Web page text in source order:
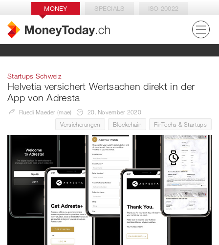
MONEY SPECIALS ISO 20022
Startups Schweiz
Helvetia versichert Wertsachen direkt in der
App von Adresta
Ruedi Maeder (mae)
20. November 2020
Versicherungen
Blockchain FinTechs & Startups